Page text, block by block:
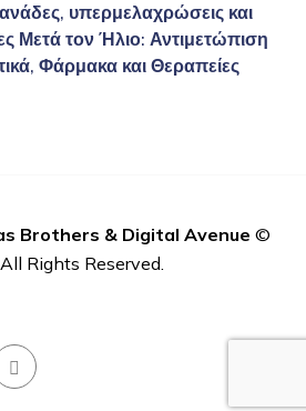
υπερμελαχρώσεις και
Μετά τον Ήλιο: Αντιμετώπιση
Φάρμακα και Θεραπείες
Brothers & Digital Avenue ©
Rights Reserved.